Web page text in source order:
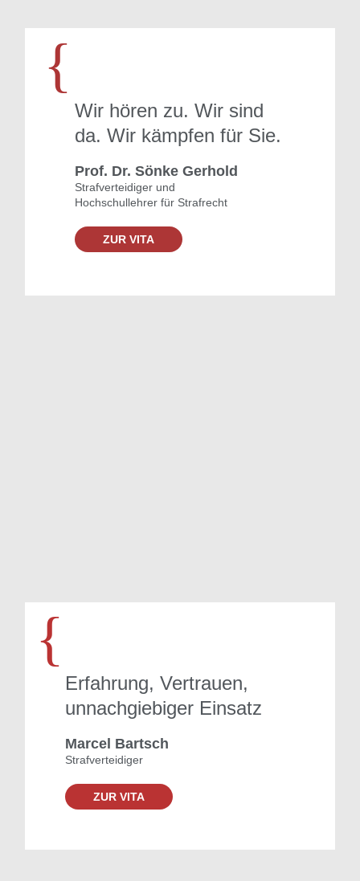
{
Wir hören zu. Wir sind
da. Wir kämpfen für Sie.
Prof. Dr. Sönke Gerhold
Strafverteidiger und
Hochschullehrer für Strafrecht
ZUR VITA
{
Erfahrung, Vertrauen,
unnachgiebiger Einsatz
Marcel Bartsch
Strafverteidiger
ZUR VITA